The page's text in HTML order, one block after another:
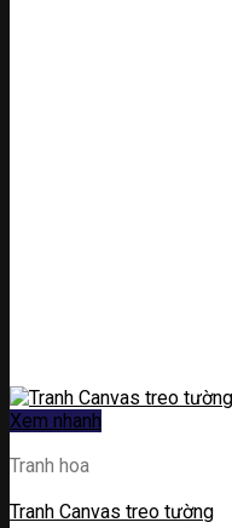
Xem nhanh
Tranh hoa
Tranh Canvas treo tường